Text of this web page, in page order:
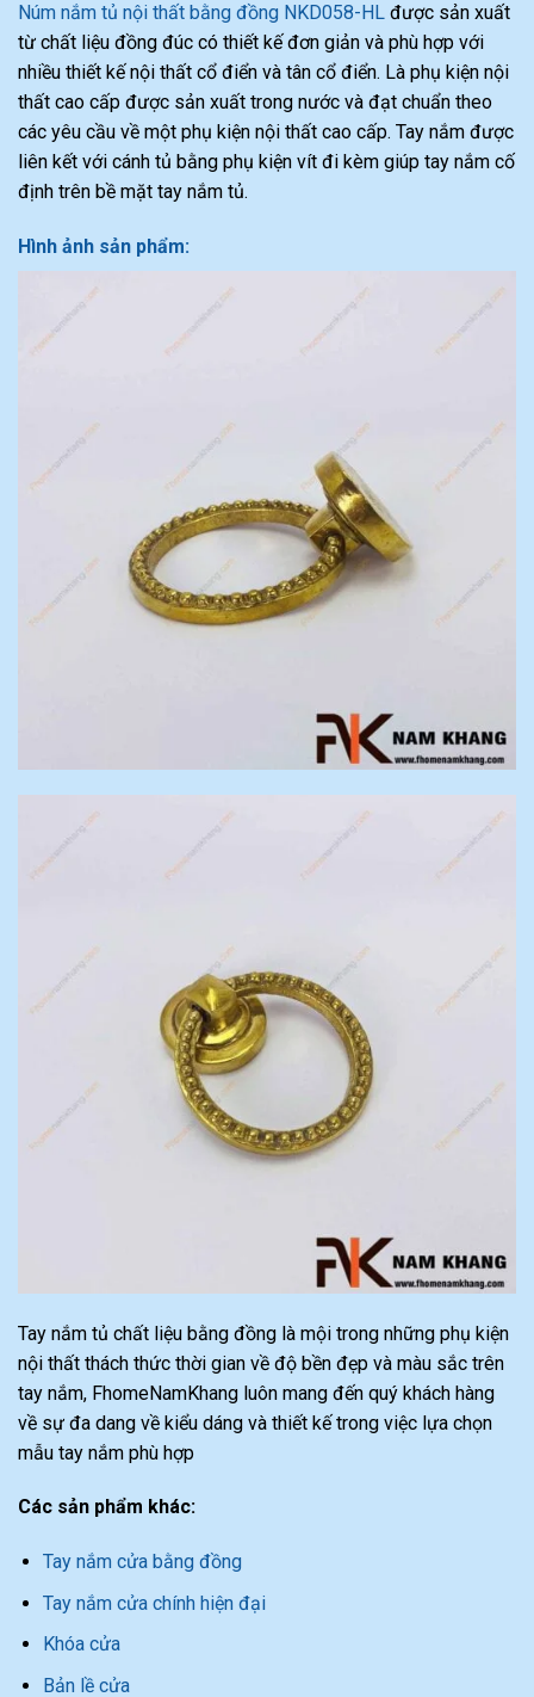
Núm nắm tủ nội thất bằng đồng NKD058-HL được sản xuất
từ chất liệu đồng đúc có thiết kế đơn giản và phù hợp với
nhiều thiết kế nội thất cổ điển và tân cổ điển. Là phụ kiện nội
thất cao cấp được sản xuất trong nước và đạt chuẩn theo
các yêu cầu về một phụ kiện nội thất cao cấp. Tay nắm được
liên kết với cánh tủ bằng phụ kiện vít đi kèm giúp tay nắm cố
định trên bề mặt tay nắm tủ.
Hình ảnh sản phẩm:
Tay nắm tủ chất liệu bằng đồng là mội trong những phụ kiện
nội thất thách thức thời gian về độ bền đẹp và màu sắc trên
tay nắm, FhomeNamKhang luôn mang đến quý khách hàng
về sự đa dang về kiểu dáng và thiết kế trong việc lựa chọn
mẫu tay nắm phù hợp
Các sản phẩm khác:
Tay nắm cửa bằng đồng
Tay nắm cửa chính hiện đại
Khóa cửa
Bản lề cửa